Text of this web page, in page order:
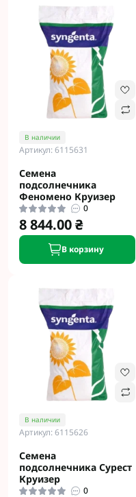
В наличии
Артикул: 6115631
Семена
подсолнечника
Феномено Круизер
0
8 844.00 ₴
В корзину
В наличии
Артикул: 6115626
Семена
подсолнечника Сурест
Круизер
0